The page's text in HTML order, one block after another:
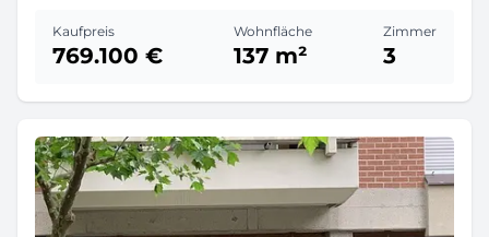
Kaufpreis
769.100 €
Wohnfläche
137 m²
Zimmer
3